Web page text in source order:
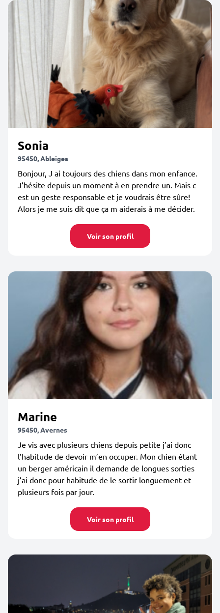
Sonia
95450, Ableiges
Bonjour, J ai toujours des chiens dans mon enfance.
J’hésite depuis un moment à en prendre un. Mais c
est un geste responsable et je voudrais être sûre!
Alors je me suis dit que ça m aiderais à me décider.
Voir son profil
Marine
95450, Avernes
Je vis avec plusieurs chiens depuis petite j’ai donc
l’habitude de devoir m’en occuper. Mon chien étant
un berger américain il demande de longues sorties
j’ai donc pour habitude de le sortir longuement et
plusieurs fois par jour.
Voir son profil